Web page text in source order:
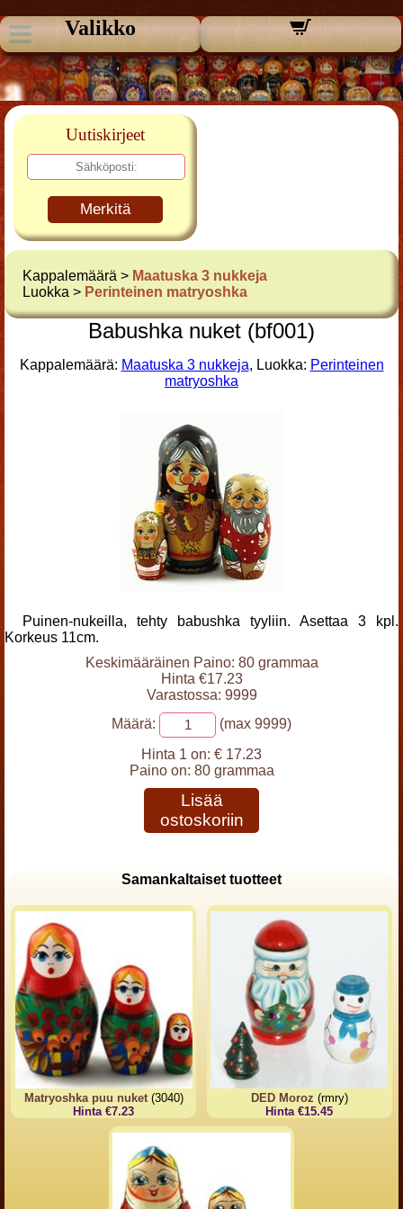
Valikko
Uutiskirjeet
Merkitä
Kappalemäärä > Maatuska 3 nukkeja
Luokka > Perinteinen matryoshka
Babushka nuket (bf001)
Kappalemäärä: Maatuska 3 nukkeja, Luokka: Perinteinen
matryoshka
Puinen-nukeilla, tehty babushka tyyliin. Asettaa 3 kpl.
Korkeus 11cm.
Keskimääräinen Paino: 80 grammaa
Hinta €17.23
Varastossa: 9999
Määrä:
(max 9999)
Hinta 1 on: € 17.23
Paino on: 80 grammaa
Lisää
ostoskoriin
Samankaltaiset tuotteet
Matryoshka puu nuket(3040)
Hinta €7.23
DED Moroz (rmry)
Hinta €15.45